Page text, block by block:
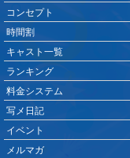
コンセプト
時間割
キャスト一覧
ランキング
料金システム
写メ日記
イベント
メルマガ